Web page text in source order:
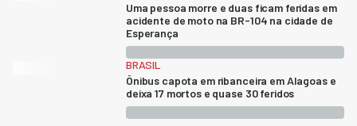
Uma pessoa morre e duas ficam feridas em
acidente de moto na BR-104 na cidade de
Esperança
BRASIL
Ônibus capota em ribanceira em Alagoas e
deixa 17 mortos e quase 30 feridos